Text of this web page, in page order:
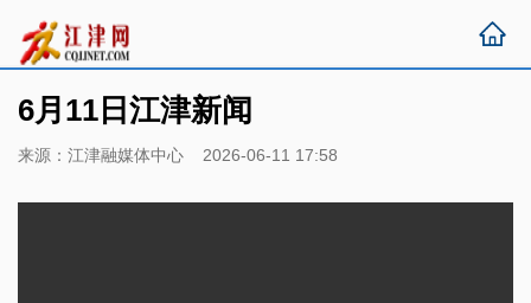
6月11日江津新闻
来源：江津融媒体中心 2026-06-11 17:58